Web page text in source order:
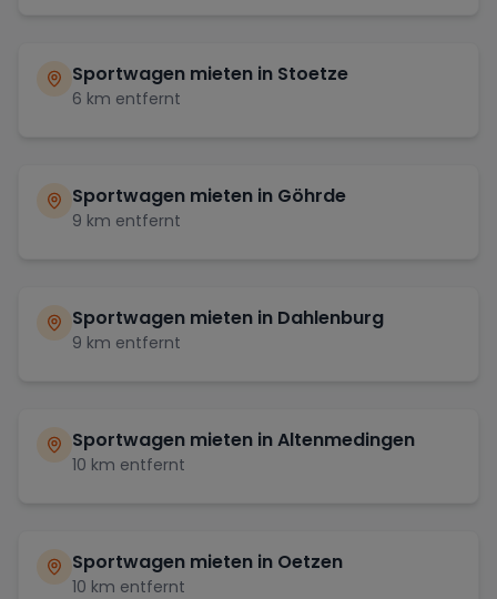
Sportwagen mieten in Stoetze
6 km entfernt
Sportwagen mieten in Göhrde
9 km entfernt
Sportwagen mieten in Dahlenburg
9 km entfernt
Sportwagen mieten inAltenmedingen
10 km entfernt
Sportwagen mieten in Oetzen
10 km entfernt